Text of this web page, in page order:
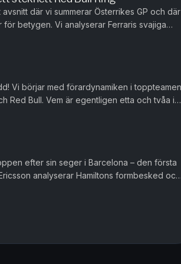
där vi summerar Österrikes GP och där
betygen. Vi analyserar Ferraris svajiga
Red Bull. Vem är egentligen etta och tvåa i
efter sin seger i Barcelona – den första
analyserar Hamiltons formbesked och